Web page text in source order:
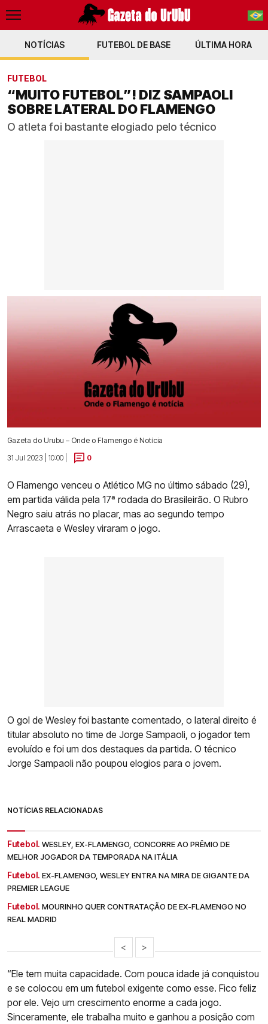
PT-BR
NOTÍCIAS FUTEBOL DE BASE ÚLTIMA HORA
FUTEBOL
“MUITO FUTEBOL”! DIZ SAMPAOLI
SOBRE LATERAL DO FLAMENGO
O atleta foi bastante elogiado pelo técnico
Gazeta do Urubu – Onde o Flamengo é Notícia
31 Jul 2023 | 10:00 |
0
O Flamengo venceu o Atlético MG no último sábado (29),
em partida válida pela 17ª rodada do Brasileirão. O Rubro
Negro saiu atrás no placar, mas ao segundo tempo
Arrascaeta e Wesley viraram o jogo.
O gol de Wesley foi bastante comentado, o lateral direito é
titular absoluto no time de Jorge Sampaoli, o jogador tem
evoluído e foi um dos destaques da partida. O técnico
Jorge Sampaoli não poupou elogios para o jovem.
NOTÍCIAS RELACIONADAS
Futebol. WESLEY, EX-FLAMENGO, CONCORRE AO PRÊMIO DE
MELHOR JOGADOR DA TEMPORADA NA ITÁLIA
Futebol. EX-FLAMENGO, WESLEY ENTRA NA MIRA DE GIGANTE DA
PREMIER LEAGUE
Futebol. MOURINHO QUER CONTRATAÇÃO DE EX-FLAMENGO NO
REAL MADRID
< >
“Ele tem muita capacidade. Com pouca idade já conquistou
e se colocou em um futebol exigente como esse. Fico feliz
por ele. Vejo um crescimento enorme a cada jogo.
Sinceramente, ele trabalha muito e ganhou a posição com